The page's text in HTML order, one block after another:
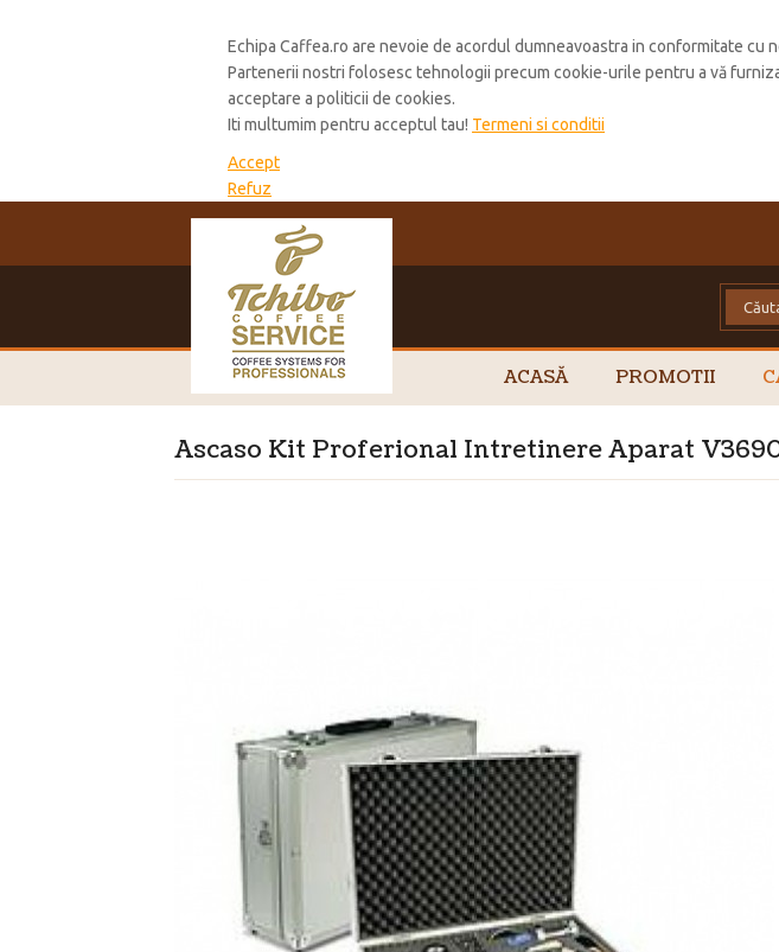
Echipa Caffea.ro are nevoie de acordul dumneavoastra in conformitate cu
Partenerii nostri folosesc tehnologii precum cookie-urile pentru a vă
acceptare a politicii de cookies.
Iti multumim pentru acceptul tau! Termeni si conditii
Accept
Refuz
ACASĂ PROMOTII
Ascaso Kit Proferional Intretinere Aparat